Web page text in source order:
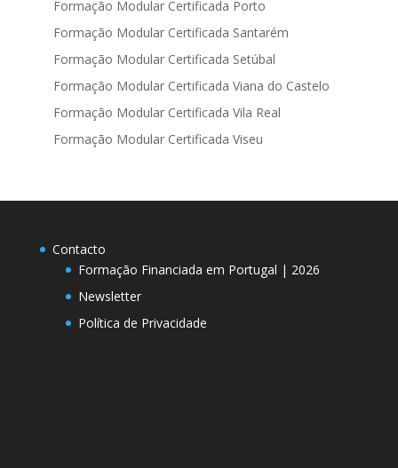
Formação Modular Certificada Porto
Formação Modular Certificada Santarém
Formação Modular Certificada Setúbal
Formação Modular Certificada Viana do Castelo
Formação Modular Certificada Vila Real
Formação Modular Certificada Viseu
Contacto
Formação Financiada em Portugal | 2026
Newsletter
Política de Privacidade